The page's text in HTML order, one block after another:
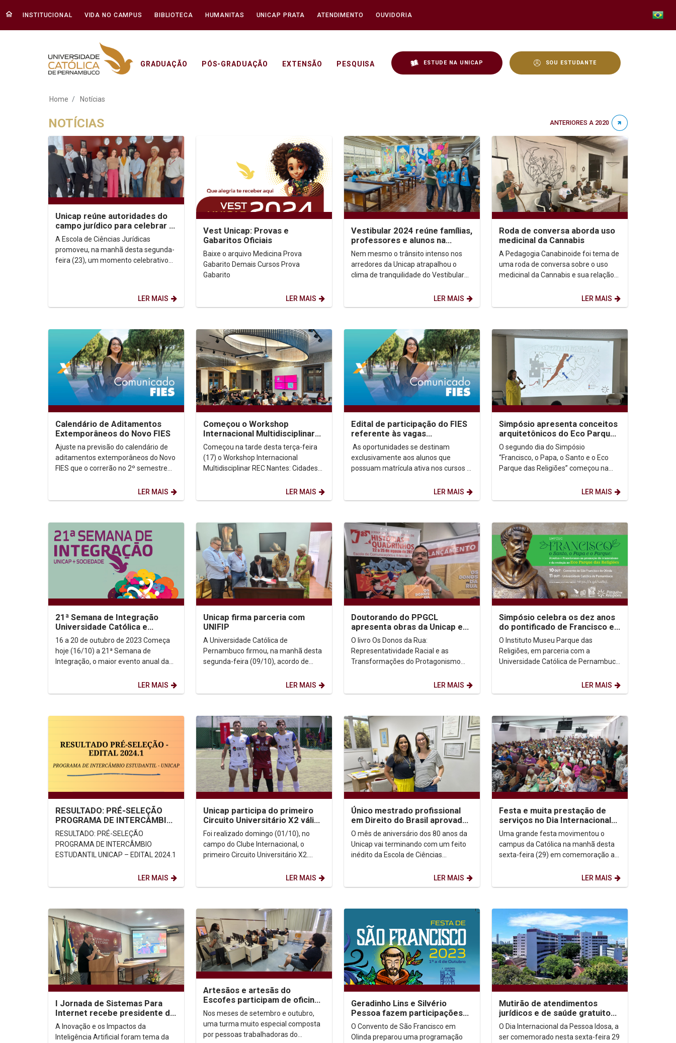
INSTITUCIONAL VIDA NO CAMPUS BIBLIOTECA HUMANITAS UNICAP PRATA ATENDIMENTO OUVIDORIA
GRADUAÇÃO PÓS-GRADUAÇÃO EXTENSÃO PESQUISA ESTUDE NA UNICAP SOU ESTUDANTE
Notícias - Unicap
Home Notícias
NOTÍCIAS ANTERIORES A 2020
Unicap reúne autoridades do
campo jurídico para celebrar o
novo mestrado profissional em
Direito...
A Escola de Ciências Jurídicas
promoveu, na manhã desta segunda-
feira (23), um momento celebrativo
LER MAIS
Vest Unicap: Provas e
Gabaritos Oficiais
Baixe o arquivo Medicina Prova
Gabarito Demais Cursos Prova
Gabarito
LER MAIS
Vestibular 2024 reúne famílias,
professores e alunos na
Unicap
Nem mesmo o trânsito intenso nos
arredores da Unicap atrapalhou o
clima de tranquilidade do Vestibular
LER MAIS
Roda de conversa aborda uso
medicinal da Cannabis
A Pedagogia Canabinoide foi tema de
uma roda de conversa sobre o uso
medicinal da Cannabis e sua relação
LER MAIS
Calendário de Aditamentos
Extemporâneos do Novo FIES
Ajuste na previsão do calendário de
aditamentos extemporâneos do Novo
FIES que o correrão no 2º semestre
LER MAIS
Começou o Workshop
Internacional Multidisciplinar
REC Nantes
Começou na tarde desta terça-feira
(17) o Workshop Internacional
Multidisciplinar REC Nantes: Cidades
LER MAIS
Edital de participação do FIES
referente às vagas
remanescentes para o ano de
2023
As oportunidades se destinam
exclusivamente aos alunos que
possuam matrícula ativa nos cursos e
LER MAIS
Simpósio apresenta conceitos
arquitetônicos do Eco Parque
das Religiões
O segundo dia do Simpósio
“Francisco, o Papa, o Santo e o Eco
Parque das Religiões” começou na
LER MAIS
21ª Semana de Integração
Universidade Católica e
Sociedade
16 a 20 de outubro de 2023 Começa
hoje (16/10) a 21ª Semana de
Integração, o maior evento anual da
haverá uma programação...LER MAIS
Unicap firma parceria com
UNIFIP
A Universidade Católica de
Pernambuco firmou, na manhã desta
segunda-feira (09/10), acordo de
Universitário de Patos - UNIFIP,...
LER MAIS
Doutorando do PPGCL
apresenta obras da Unicap e
anuncia lançamentos na XIV
Bienal Internacional...
O livro Os Donos da Rua:
Representatividade Racial e as
Transformações do Protagonismo
(2023) e Mininho: Dores de um...
LER MAIS
Simpósio celebra os dez anos
do pontificado de Francisco e
apresenta o Eco Parque das
Religiões
O Instituto Museu Parque das
Religiões, em parceria com a
Universidade Católica de Pernambuco
Nordeste, irão promover o...LER MAIS
RESULTADO: PRÉ-SELEÇÃO
PROGRAMA DE INTERCÂMBIO
ESTUDANTIL UNICAP – EDITAL
2024.1
RESULTADO: PRÉ-SELEÇÃO
PROGRAMA DE INTERCÂMBIO
ESTUDANTIL UNICAP – EDITAL 2024.1
LER MAIS
Unicap participa do primeiro
Circuito Universitário X2 válido
pelos 70º JUP’s 2023
Foi realizado domingo (01/10), no
campo do Clube Internacional, o
primeiro Circuito Universitário X2.
LER MAIS
Único mestrado profissional
em Direito do Brasil aprovado
pela Capes em 2023 é da
Católica
O mês de aniversário dos 80 anos da
Unicap vai terminando com um feito
inédito da Escola de Ciências
LER MAIS
Festa e muita prestação de
serviços no Dia Internacional
da Pessoa Idosa na Unicap
Uma grande festa movimentou o
campus da Católica na manhã desta
sexta-feira (29) em comemoração ao
LER MAIS
I Jornada de Sistemas Para
Internet recebe presidente do
Porto Digital
A Inovação e os Impactos da
Inteligência Artificial foram tema da
Artesãos e artesãs do
Escofes participam de oficinas
sobre letramento digital na
Unicap
Nos meses de setembro e outubro,
uma turma muito especial composta
por pessoas trabalhadoras do
Geradinho Lins e Silvério
Pessoa fazem participações
especiais na Festa de São
Francisco
O Convento de São Francisco em
Olinda preparou uma programação
Mutirão de atendimentos
jurídicos e de saúde gratuitos
marcará Dia Internacional da
Pessoa Idosa...
O Dia Internacional da Pessoa Idosa, a
ser comemorado nesta sexta-feira 29